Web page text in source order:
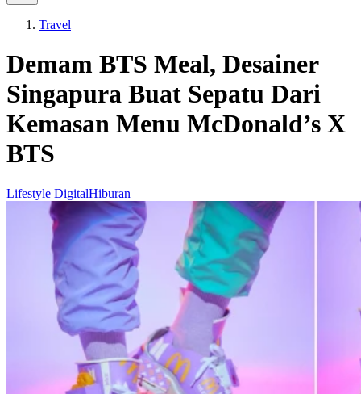
Travel
Demam BTS Meal, Desainer
Singapura Buat Sepatu Dari
Kemasan Menu McDonald’s X
BTS
Lifestyle DigitalHiburan